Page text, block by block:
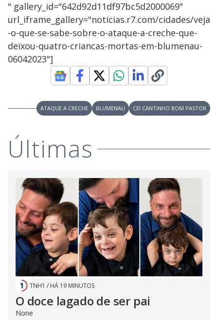
" gallery_id="642d92d11df97bc5d2000069"
url_iframe_gallery="noticias.r7.com/cidades/veja
-o-que-se-sabe-sobre-o-ataque-a-creche-que-
deixou-quatro-criancas-mortas-em-blumenau-
06042023"]
ATAQUE A CRECHE BLUMENAU CEI CANTINHO BOM PASTOR
Últimas
TNH1 / HÁ 19 MINUTOS
O doce lagado de ser pai
None